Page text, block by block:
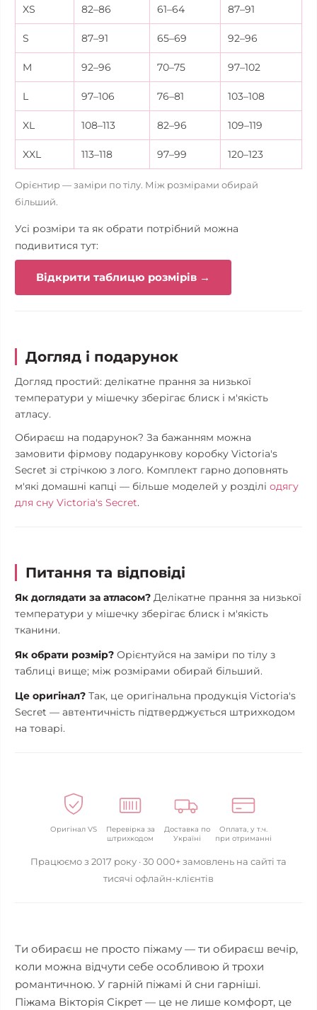
XS 82–86 61–64 87–91
S 87–91 65–69 92–96
M 92–96 70–75 97–102
L 97–106 76–81 103–108
XL 108–113 82–96 109–119
XXL 113–118 97–99 120–123
Орієнтир — заміри по тілу. Між розмірами обирай
більший.
Усі розміри та як обрати потрібний можна
подивитися тут:
Відкрити таблицю розмірів →
Догляд і подарунок
Догляд простий: делікатне прання за низької
температури у мішечку зберігає блиск і м'якість
атласу.
Обираєш на подарунок? За бажанням можна
замовити фірмову подарункову коробку Victoria's
Secret зі стрічкою з лого. Комплект гарно доповнять
м'які домашні капці — більше моделей у розділі одягу
для сну Victoria's Secret.
Питання та відповіді
Як доглядати за атласом? Делікатне прання за низької
температури у мішечку зберігає блиск і м'якість
тканини.
Як обрати розмір? Орієнтуйся на заміри по тілу з
таблиці вище; між розмірами обирай більший.
Це оригінал? Так, це оригінальна продукція Victoria's
Secret — автентичність підтверджується штрихкодом
на товарі.
Оригінал VS
Перевірка за
штрихкодом
Доставка по
Україні
Оплата, у т.ч.
при отриманні
Працюємо з 2017 року · 30 000+ замовлень на сайті та
тисячі офлайн-клієнтів
Ти обираєш не просто піжаму — ти обираєш вечір,
коли можна відчути себе особливою й трохи
романтичною. У гарній піжамі й сни гарніші.
Піжама Вікторія Сікрет — це не лише комфорт, це